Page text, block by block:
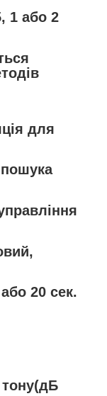
1 або 2
для
пошука
20 сек.
тону(дБ